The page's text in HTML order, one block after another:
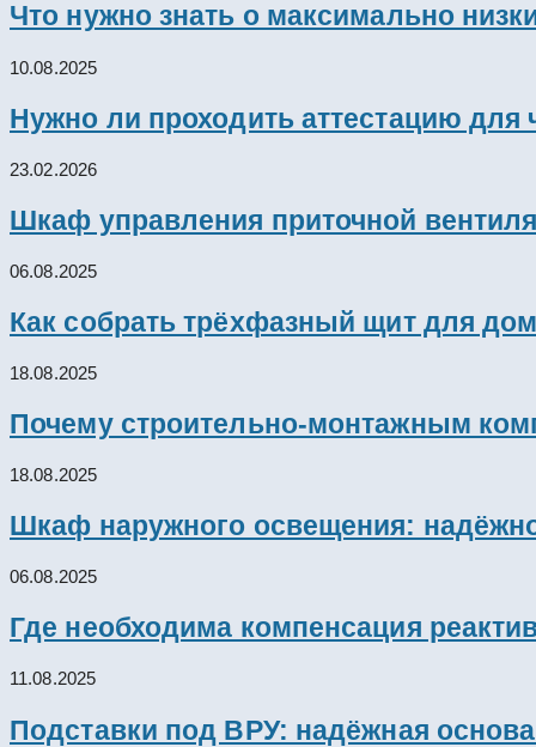
Что нужно знать о максимально
10.08.2025
Нужно ли проходить аттестацию для
23.02.2026
Шкаф управления приточной
06.08.2025
Как собрать трёхфазный щит для
18.08.2025
Почему строительно-монтажным
18.08.2025
Шкаф наружного освещения:
06.08.2025
Где необходима компенсация
11.08.2025
Подставки под ВРУ: надёжная